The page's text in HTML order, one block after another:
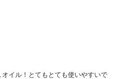
イル！とてもとても使いやすいで